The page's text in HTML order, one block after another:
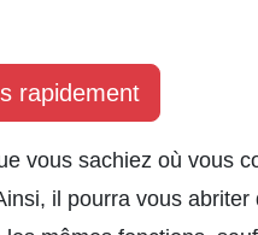
rapidement
vous sachiez où vous
il pourra vous